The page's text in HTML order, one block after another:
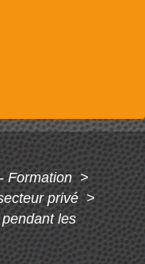
Formation>
privé >
les